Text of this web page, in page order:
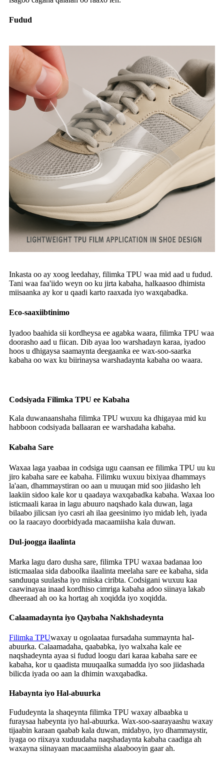
Fudud
Inkasta oo ay xoog leedahay, filimka TPU waa mid aad u fudud.
Tani waa faa'iido weyn oo ku jirta kabaha, halkaasoo dhimista
miisaanka ay kor u qaadi karto raaxada iyo waxqabadka.
Eco-saaxiibtinimo
Iyadoo baahida sii kordheysa ee agabka waara, filimka TPU waa
doorasho aad u fiican. Dib ayaa loo warshadayn karaa, iyadoo
hoos u dhigaysa saamaynta deegaanka ee wax-soo-saarka
kabaha oo wax ku biirinaysa warshadaynta kabaha oo waara.
Codsiyada Filimka TPU ee Kabaha
Kala duwanaanshaha filimka TPU wuxuu ka dhigayaa mid ku
habboon codsiyada ballaaran ee warshadaha kabaha.
Kabaha Sare
Waxaa laga yaabaa in codsiga ugu caansan ee filimka TPU uu ku
jiro kabaha sare ee kabaha. Filimku wuxuu bixiyaa dhammays
la'aan, dhammaystiran oo aan u muuqan mid soo jiidasho leh
laakiin sidoo kale kor u qaadaya waxqabadka kabaha. Waxaa loo
isticmaali karaa in lagu abuuro naqshado kala duwan, laga
bilaabo jilicsan iyo casri ah ilaa geesinimo iyo midab leh, iyada
oo la raacayo doorbidyada macaamiisha kala duwan.
Dul-joogga ilaalinta
Marka lagu daro dusha sare, filimka TPU waxaa badanaa loo
isticmaalaa sida daboolka ilaalinta meelaha sare ee kabaha, sida
sanduuqa suulasha iyo miiska ciribta. Codsigani wuxuu kaa
caawinayaa inaad kordhiso cimriga kabaha adoo siinaya lakab
dheeraad ah oo ka hortag ah xoqidda iyo xoqidda.
Calaamadaynta iyo Qaybaha Nakhshadeynta
Filimka TPUwaxay u ogolaataa fursadaha summaynta hal-
abuurka. Calaamadaha, qaababka, iyo walxaha kale ee
naqshadeynta ayaa si fudud loogu dari karaa kabaha sare ee
kabaha, kor u qaadista muuqaalka sumadda iyo soo jiidashada
bilicda iyada oo aan la dhimin waxqabadka.
Habaynta iyo Hal-abuurka
Fududeynta la shaqeynta filimka TPU waxay albaabka u
furaysaa habeynta iyo hal-abuurka. Wax-soo-saarayaashu waxay
tijaabin karaan qaabab kala duwan, midabyo, iyo dhammaystir,
iyaga oo riixaya xuduudaha naqshadaynta kabaha caadiga ah
waxayna siinayaan macaamiisha alaabooyin gaar ah.